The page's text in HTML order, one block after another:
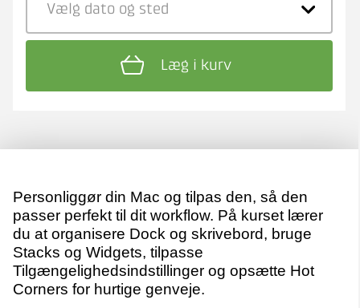
Vælg dato og sted
Læg i kurv
Personliggør din Mac og tilpas den, så den
passer perfekt til dit workflow. På kurset lærer
du at organisere Dock og skrivebord, bruge
Stacks og Widgets, tilpasse
Tilgængelighedsindstillinger og opsætte Hot
Corners for hurtige genveje.